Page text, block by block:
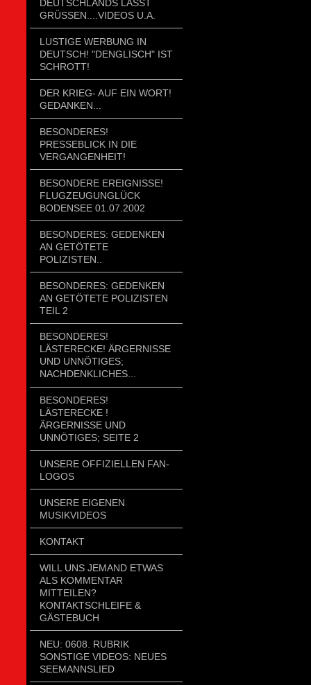
DEUTSCHLANDS LÄSST
GRÜSSEN....VIDEOS U.A.
LUSTIGE WERBUNG IN
DEUTSCH! "DENGLISCH" IST
SCHROTT!
DER KRIEG- AUF EIN WORT!
GEDANKEN...
BESONDERES!
PRESSEBLICK IN DIE
VERGANGENHEIT!
BESONDERE EREIGNISSE!
FLUGZEUGUNGLÜCK
BODENSEE 01.07.2002
BESONDERES: GEDENKEN
AN GETÖTETE
POLIZISTEN..
BESONDERES: GEDENKEN
AN GETÖTETE POLIZISTEN
TEIL 2
BESONDERES!
LÄSTERECKE! ÄRGERNISSE
UND UNNÖTIGES;
NACHDENKLICHES...
BESONDERES!
LÄSTERECKE !
ÄRGERNISSE UND
UNNÖTIGES; SEITE 2
UNSERE OFFIZIELLEN FAN-
LOGOS
UNSERE EIGENEN
MUSIKVIDEOS
KONTAKT
WILL UNS JEMAND ETWAS
ALS KOMMENTAR
MITTEILEN?
KONTAKTSCHLEIFE &
GÄSTEBUCH
NEU: 0608. RUBRIK
SONSTIGE VIDEOS: NEUES
SEEMANNSLIED